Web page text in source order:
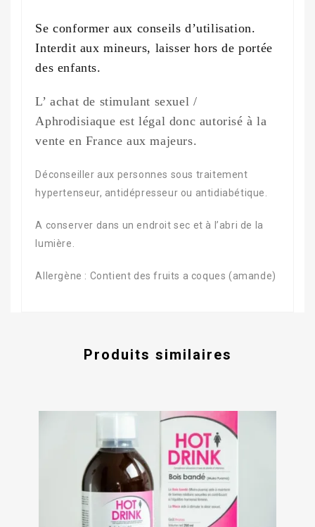
Se conformer aux conseils d’utilisation.
Interdit aux mineurs, laisser hors de portée
des enfants.
L’ achat de stimulant sexuel /
Aphrodisiaque est légal donc autorisé à la
vente en France aux majeurs.
Déconseiller aux personnes sous traitement
hypertenseur, antidépresseur ou antidiabétique.
A conserver dans un endroit sec et à l’abri de la
lumière.
Allergène : Contient des fruits a coques (amande)
Produits similaires